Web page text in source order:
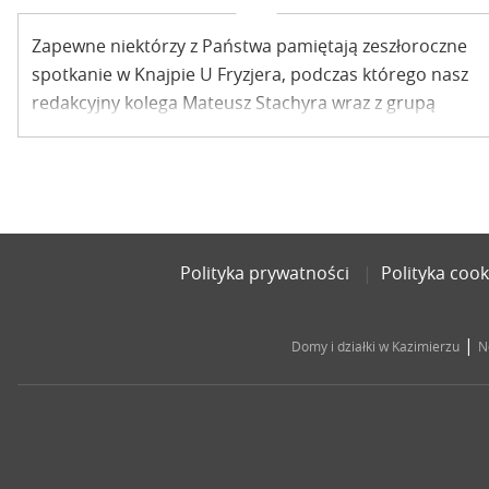
Zapewne niektórzy z Państwa pamiętają zeszłoroczne
spotkanie w Knajpie U Fryzjera, podczas którego nasz
redakcyjny kolega Mateusz Stachyra wraz z grupą
przyjaciół przybliżyli nam kulisy swojej wyprawy do
Polityka prywatności Polityka
Domy i działki w Kazimierzu |